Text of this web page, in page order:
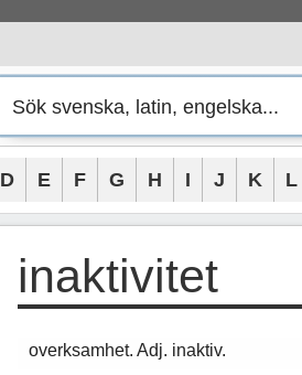
D E F G H I J K L
inaktivitet
overksamhet. Adj. inaktiv.